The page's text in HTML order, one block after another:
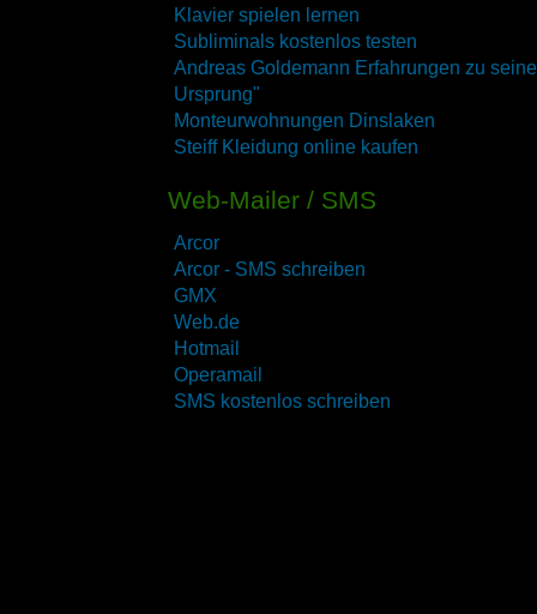
Klavier spielen lernen
Subliminals kostenlos testen
Andreas Goldemann Erfahrungen zu
Ursprung"
Monteurwohnungen Dinslaken
Steiff Kleidung online kaufen
Web-Mailer / SMS
Arcor
Arcor - SMS schreiben
GMX
Web.de
Hotmail
Operamail
SMS kostenlos schreiben